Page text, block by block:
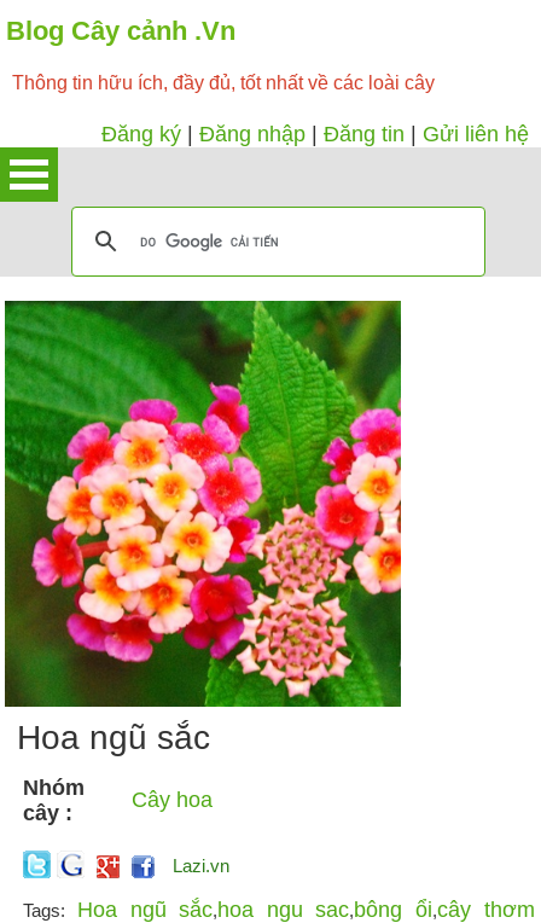
Blog Cây cảnh .Vn
Thông tin hữu ích, đầy đủ, tốt nhất về các loài cây
Đăng ký Đăng nhập Đăng tin Gửi liên hệ
Hoa ngũ sắc
Nhóm
cây :
Cây hoa
Lazi.vn
Tags: Hoa ngũ sắc,hoa ngu sac,bông ổi,cây thơm